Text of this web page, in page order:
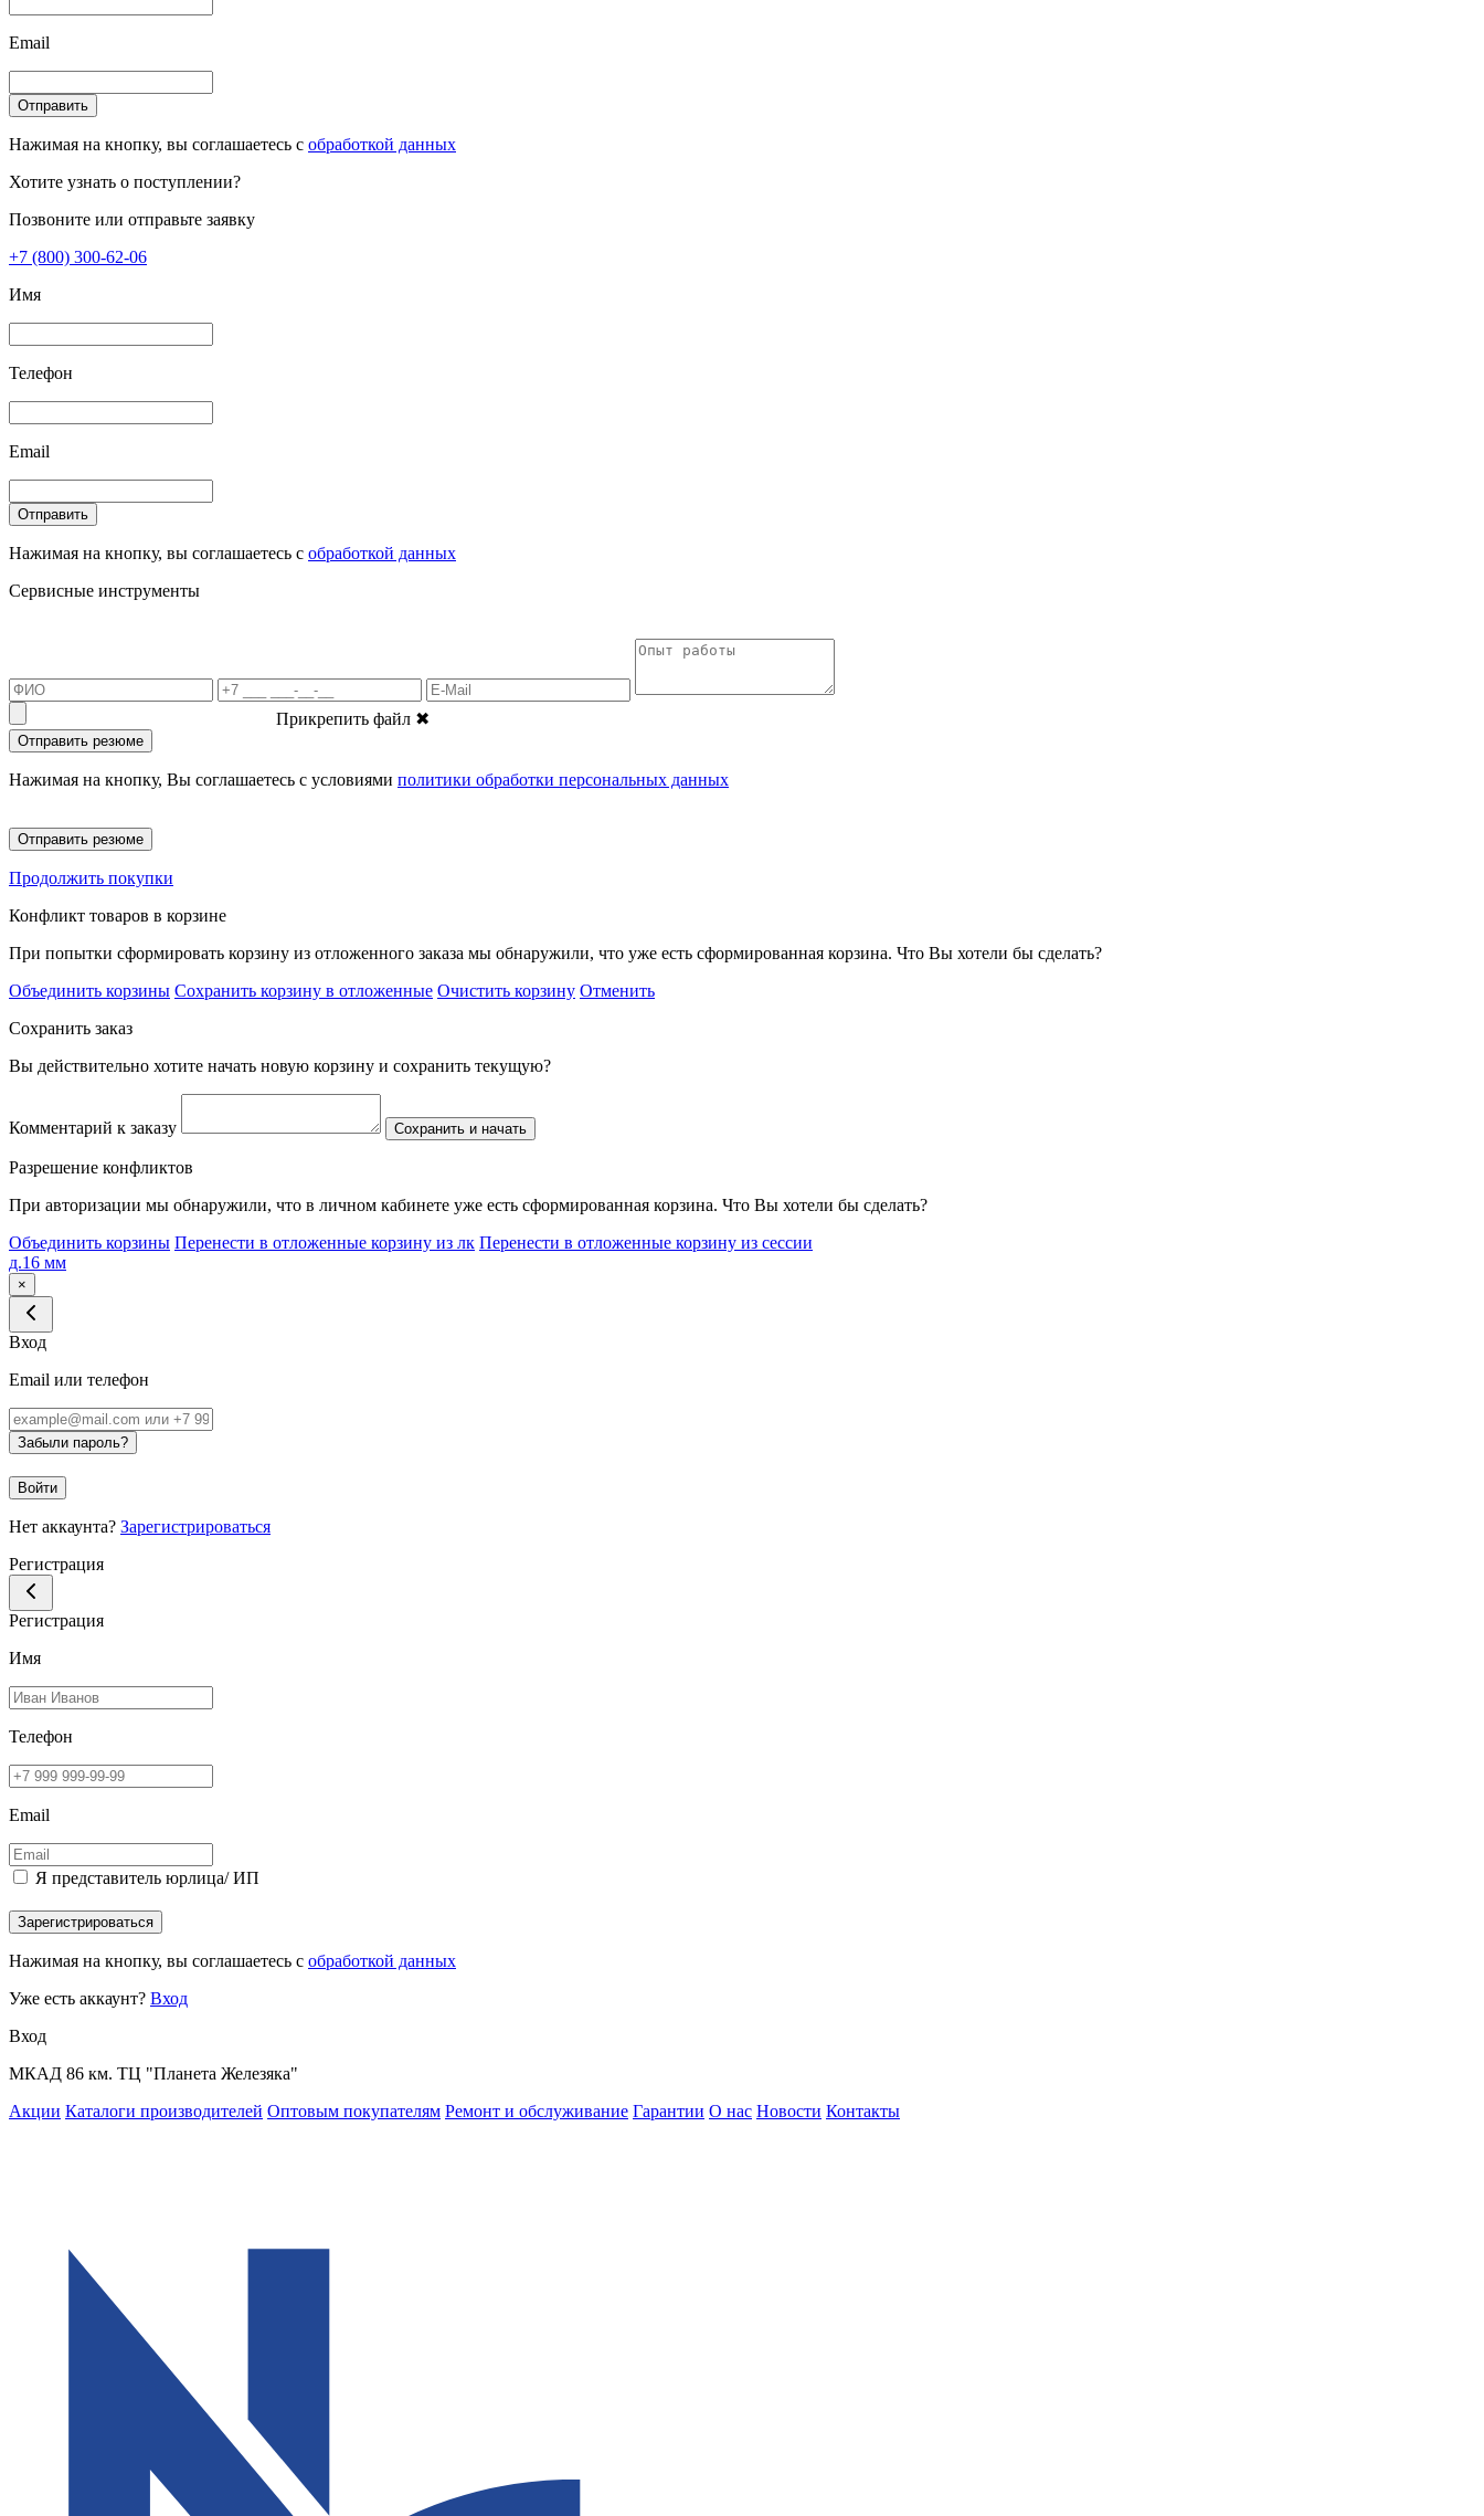
Email
Отправить
Нажимая на кнопку, вы соглашаетесь с обработкой данных
Хотите узнать о поступлении?
Позвоните или отправьте заявку
+7 (800) 300-62-06
Имя
Телефон
Email
Отправить
Нажимая на кнопку, вы соглашаетесь с обработкой данных
Сервисные инструменты
Прикрепить файл ✖
Отправить резюме
Нажимая на кнопку, Вы соглашаетесь с условиями политики обработки персональных данных
Отправить резюме
Продолжить покупки
Конфликт товаров в корзине
При попытки сформировать корзину из отложенного заказа мы обнаружили, что уже есть сформированная корзина. Что Вы хотели бы сделать?
Объединить корзины Сохранить корзину в отложенные Очистить корзину Отменить
Сохранить заказ
Вы действительно хотите начать новую корзину и сохранить текущую?
Комментарий к заказу Сохранить и начать
Разрешение конфликтов
При авторизации мы обнаружили, что в личном кабинете уже есть сформированная корзина. Что Вы хотели бы сделать?
Объединить корзины Перенести в отложенные корзину из лк Перенести в отложенные корзину из сессии
д.16 мм
×
Вход
Email или телефон
Забыли пароль?
Войти
Нет аккаунта? Зарегистрироваться
Регистрация
Регистрация
Имя
Телефон
Email
Я представитель юрлица/ ИП
Зарегистрироваться
Нажимая на кнопку, вы соглашаетесь с обработкой данных
Уже есть аккаунт? Вход
Вход
МКАД 86 км. ТЦ "Планета Железяка"
Акции Каталоги производителей Оптовым покупателям Ремонт и обслуживание Гарантии О нас Новости Контакты